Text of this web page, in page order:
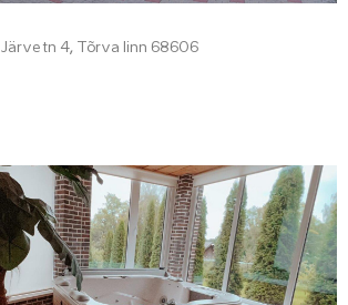
Järve tn 4, Tõrva linn 68606